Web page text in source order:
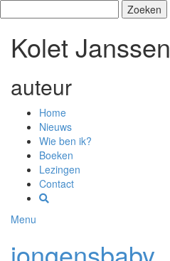
naar:
Kolet Janssen
auteur
Home
Nieuws
Wie ben ik?
Boeken
Lezingen
Contact
Menu